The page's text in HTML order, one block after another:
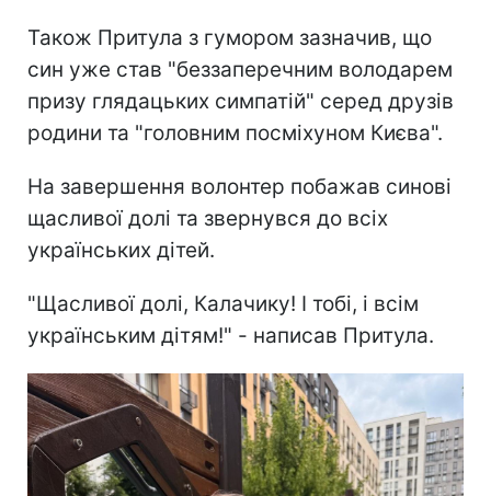
Також Притула з гумором зазначив, що
син уже став "беззаперечним володарем
призу глядацьких симпатій" серед друзів
родини та "головним посміхуном Києва".
На завершення волонтер побажав синові
щасливої долі та звернувся до всіх
українських дітей.
"Щасливої долі, Калачику! І тобі, і всім
українським дітям!" - написав Притула.